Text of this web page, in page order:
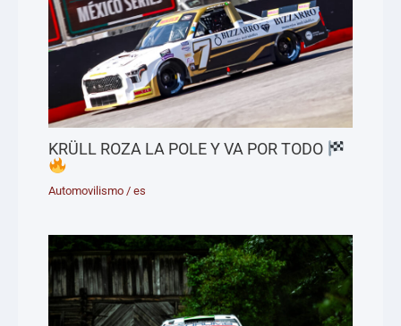
KRÜLL ROZA LA POLE Y VA POR TODO
Automovilismo /es